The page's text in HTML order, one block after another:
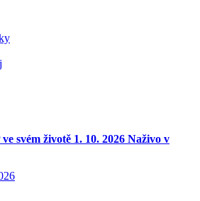
svém životě 1. 10. 2026 Naživo v